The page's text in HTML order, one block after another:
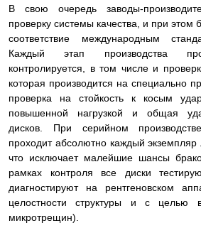
В свою очередь заводы-
проверку системы качества, и при
соответствие международным
Каждый этап производства
контролируется, в том числе и
которая производится на специально
проверка на стойкость к косым
повышенной нагрузкой и общая
дисков. При серийном
проходит абсолютно каждый экземпляр
что исключает малейшие шансы
рамках контроля все диски
диагностируют на рентгеновском
целостности структуры и с целью
микротрещин).